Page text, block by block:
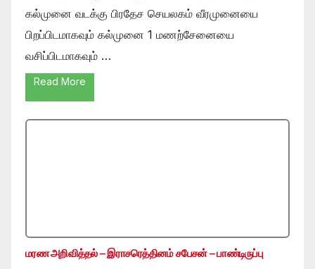
கல்முனை வடக்கு பிரதேச செயலகம் வீரமுனையை
பிறப்பிடமாகவும் கல்முனை 1 மணற்சேனையை
வசிப்பிடமாகவும் …
Read More
மரண அறிவித்தல் – இராசரெத்தினம் சபேசன் – பாண்டிருப்பு